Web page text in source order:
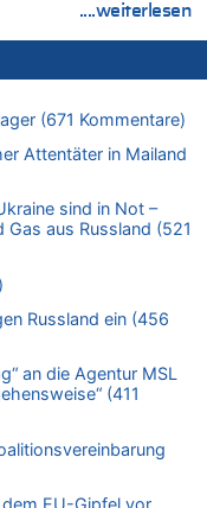
ist jetzt amtlich
jetzt amtlich
Nachbarn
jetzt amtlich
jetzt amtlich
ermordet haben
zu
jetzt amtlich
....weiterlesen
(671 Kommentare)
Attentäter in Mailand
sind in Not –
aus Russland (521
Russland ein (456
an die Agentur MSL
(411